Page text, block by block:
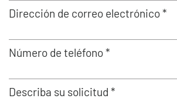
Dirección de correo electrónico *
Número de teléfono *
Describa su solicitud *